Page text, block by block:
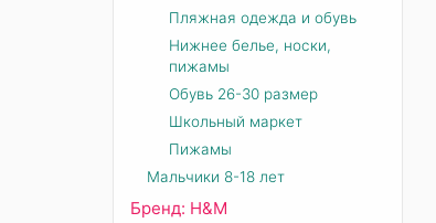
Пляжная одежда и обувь
Нижнее белье, носки,
пижамы
Обувь 26-30 размер
Школьный маркет
Пижамы
Мальчики 8-18 лет
Бренд: Н&М